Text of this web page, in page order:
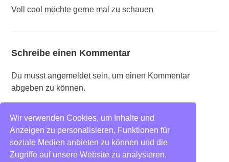
Voll cool möchte gerne mal zu schauen
Schreibe einen Kommentar
Du musstangemeldetsein, um einen Kommentar
abgeben zu können.
Blog
Impressum
Datenschutz
Wir verwenden Cookies, um Inhalte und
Anzeigen zu personalisieren, Funktionen für
soziale Medien anbieten zu können und die
Zugriffe auf unsere Website zu analysieren.